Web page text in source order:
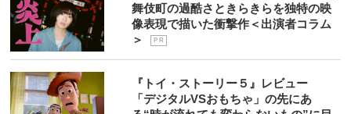
舞伎町の過酷さときらきらを独特の映
像表現で描いた衝撃作＜出演者コラム
＞
P R
『トイ・ストーリー５』レビュー
「デジタルVSおもちゃ」の先にあ